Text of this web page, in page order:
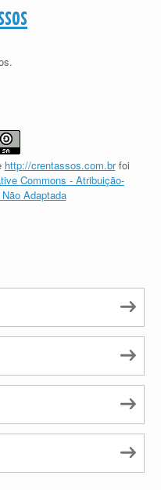
http://crentassos.com.brfoi
Commons - Atribuição-
Adaptada